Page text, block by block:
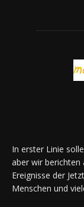
In erster Linie
aber wir berichten
Ereignisse der
Menschen und